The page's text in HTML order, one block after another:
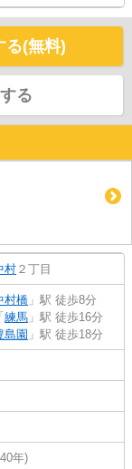
る(無料)
る
村 ２丁目
村橋 」駅 徒歩8分
「 練馬 」駅 徒歩16分
島園 」駅 徒歩18分
年)